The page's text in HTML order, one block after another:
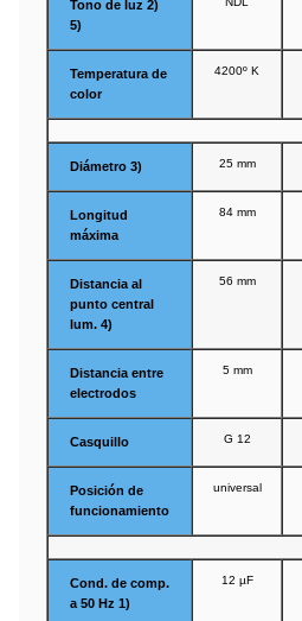
Tono de luz 2)
5)
Temperatura de
color
4200º K
Diámetro 3) 25 mm
Longitud
máxima
84 mm
Distancia al
punto central
lum. 4)
56 mm
Distancia entre
electrodos
5 mm
Casquillo G 12
Posición de
funcionamiento
universal
Cond. de comp.
a 50 Hz 1)
12 µF